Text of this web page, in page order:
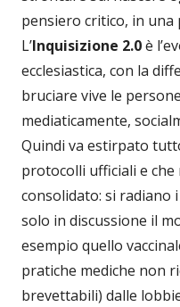
pensiero critico, in una
L’Inquisizione 2.0è
ecclesiastica, con la
bruciare vive le
mediaticamente,
Quindi va estirpato
protocolli ufficiali e
consolidato: si radiano
solo in discussione il
esempio quello
pratiche mediche non
brevettabili) dalle